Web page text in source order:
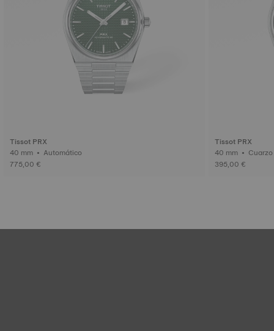
Tissot PRX
40 mm • Automático
775,00 €
Tissot PRX
40 mm • Cuarzo
395,00 €